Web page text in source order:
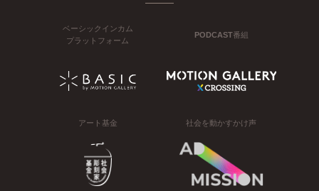
ベーシックインカム
プラットフォーム
PODCAST番組
アート基金 社会を動かすかけ声